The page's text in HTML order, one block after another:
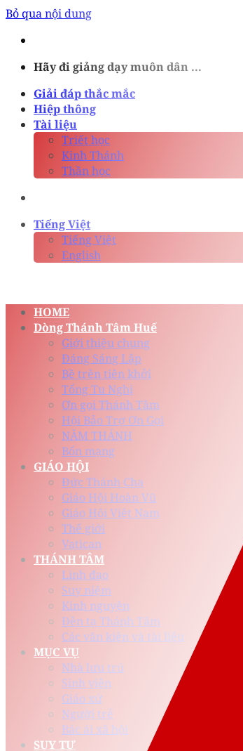
Bỏ qua nội dung
Hãy đi giảng dạy muôn dân ...
Giải đáp thắc mắc
Hiệp thông
Tài liệu
Triết học
Kinh Thánh
Thần học
Tiếng Việt
Tiếng Việt
English
HOME
Dòng Thánh Tâm Huế
Giới thiệu chung
Đáng Sáng Lập
Bề trên tiên khởi
Tổng Tu Nghị
Ơn gọi Thánh Tâm
Hội Bảo Trợ Ơn Gọi
NĂM THÁNH
Bổn mạng
GIÁO HỘI
Đức Thánh Cha
Giáo Hội Hoàn Vũ
Giáo Hội Việt Nam
Thế giới
Vatican
THÁNH TÂM
Linh đạo
Suy niệm
Kinh nguyện
Đền tạ Thánh Tâm
Các văn kiện và tài liệu
MỤC VỤ
Nhà lưu trú
Sinh viên
Giáo xứ
Người trẻ
Bác ái xã hội
SUY TƯ